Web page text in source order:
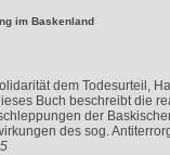
im Baskenland
dem Todesurteil,
Buch beschreibt die
der
des sog.